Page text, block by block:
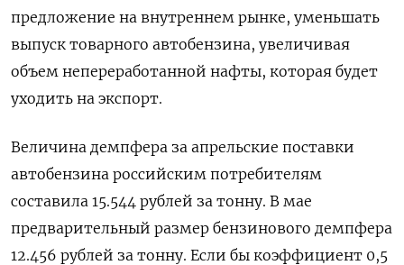
предложение на внутреннем рынке, уменьшать
выпуск товарного автобензина, увеличивая
объем непереработанной нафты, которая будет
уходить на экспорт.
Величина демпфера за апрельские поставки
автобензина российским потребителям
составила 15.544 рублей за тонну. В мае
предварительный размер бензинового демпфера
12.456 рублей за тонну. Если бы коэффициент 0,5